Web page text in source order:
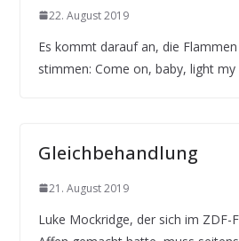
22. August 2019
Es kommt darauf an, die
stimmen: Come on, baby, light my
Gleichbehandlung
21. August 2019
Luke Mockridge, der sich im ZDF-